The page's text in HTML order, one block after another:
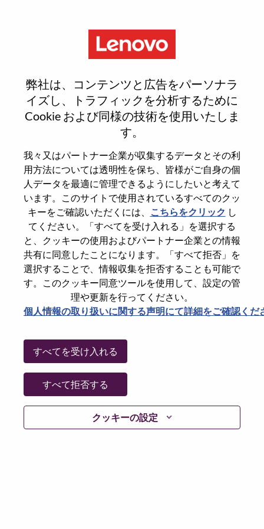
弊社は、コンテンツと広告をパーソナラ
イズし、トラフィックを分析するために
Cookie および同様の技術を使用いたしま
す。
我々又はパートナー企業が収集するデータとその利
用方法については透明性を保ち、皆様がご自身の個
人データを最適に管理できるようにしたいと考えて
います。このサイトで使用されているすべてのクッ
キーをご確認いただくには、
こちらをクリック し
てください。「すべてを受け入れる」を選択する
と、クッキーの使用およびパートナー企業との情報
共有に同意したことになります。「すべて拒否」を
選択することで、情報収集を拒否することも可能で
す。このクッキー同意ツールを使用して、設定の管
理や更新を行ってください。
個人情報の取り扱いに関する声明にて詳細をご確認くだ
クッキーの設定
すべてを受け入れる
すべて拒否する
Reset password
本当にパスワードをリセットします
Enter the email address associated with your
account, then click "Continue".
パスワードをリセットするためにリンクを
emailに送ります
パスワードをリセットください
E-mail*
Go Back
Lenovo.com